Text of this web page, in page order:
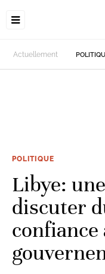
Actuellement
POLITIQUE
Libye:
discuter
confiance